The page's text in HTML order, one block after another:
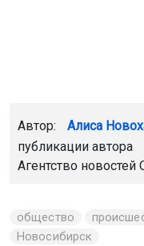
Автор: Алиса
публикации автора
Агентство новостей
общество
Новосибирск